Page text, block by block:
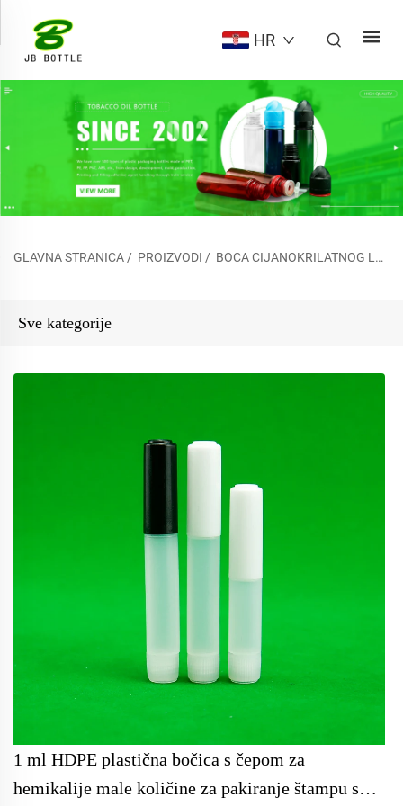
HR
GLAVNA STRANICA/ PROIZVODI / BOCA CIJANOKRILATNOG LJEPILA
Sve kategorije
1 ml HDPE plastična bočica s čepom za
hemikalije male količine za pakiranje štampu s